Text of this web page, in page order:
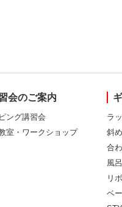
会のご案内
ング講習会
室・ワークショップ
ラ
斜
合
風
リ
ベ